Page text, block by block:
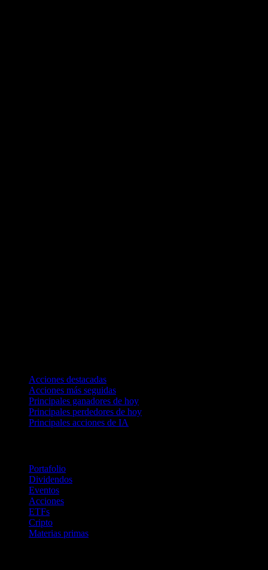
Acciones destacadas
Acciones más seguidas
Principales ganadores de hoy
Principales perdedores de hoy
Principales acciones de IA
Portafolio
Dividendos
Eventos
Acciones
ETFs
Cripto
Materias primas